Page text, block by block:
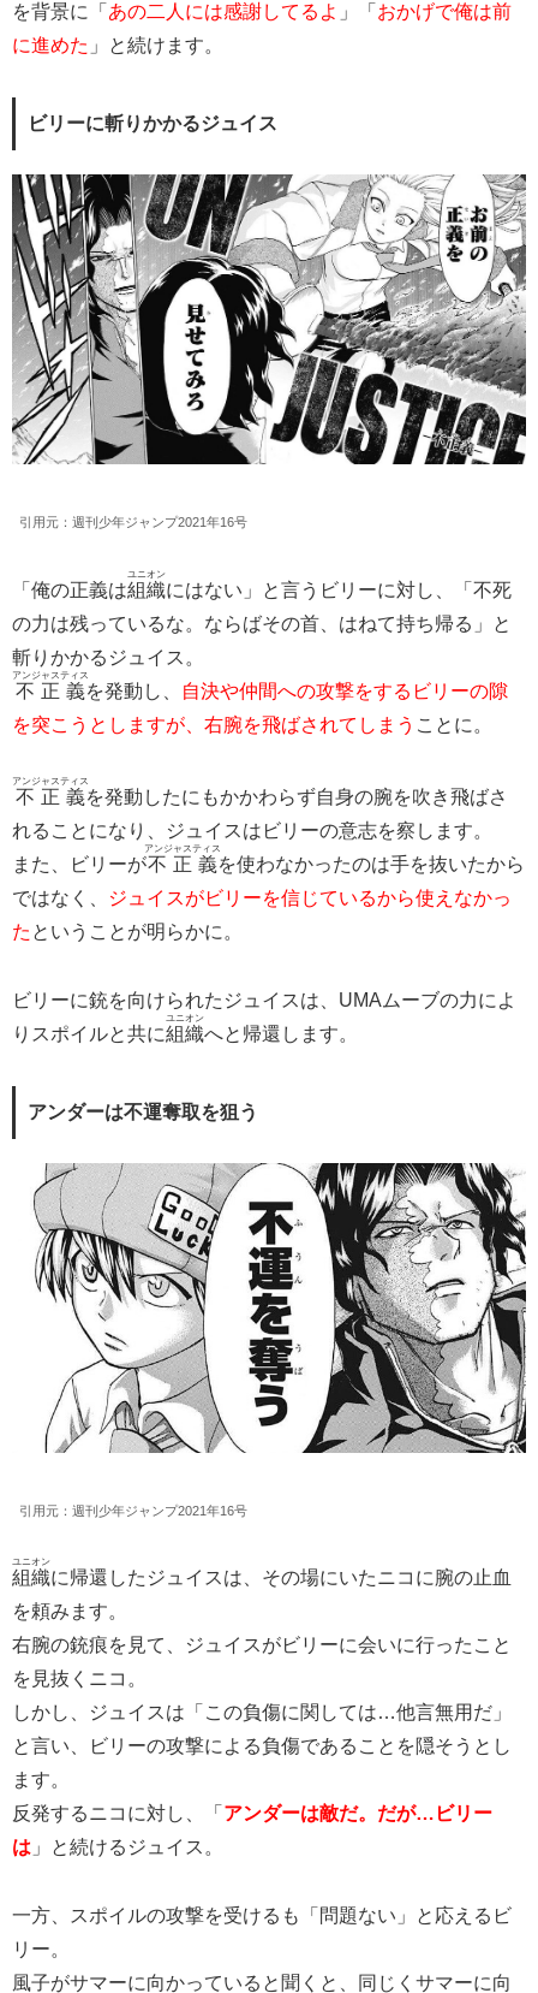
を背景に「 あの二人には感謝してるよ 」「 おかげで俺は前
に進めた 」と続けます。
ビリーに斬りかかるジュイス
引用元：週刊少年ジャンプ2021年16号
「俺の正義は組織
ユニオン
にはない」と言うビリーに対し、「不死
の力は残っているな。ならばその首、はねて持ち帰る」と
斬りかかるジュイス。
不正義
アンジャスティス
を発動し、
自決や仲間への攻撃をするビリーの隙
を突こうとしますが、右腕を飛ばされてしまう ことに。
不正義
アンジャスティス
を発動したにもかかわらず自身の腕を吹き飛ばさ
れることになり、ジュイスはビリーの意志を察します。
また、ビリーが不正義
アンジャスティス
を使わなかったのは手を抜いたから
ではなく、
ジュイスがビリーを信じているから使えなかっ
た ということが明らかに。
ビリーに銃を向けられたジュイスは、UMAムーブの力によ
りスポイルと共に組織
ユニオン
へと帰還します。
アンダーは不運奪取を狙う
引用元：週刊少年ジャンプ2021年16号
組織
ユニオン
に帰還したジュイスは、その場にいたニコに腕の止血
を頼みます。
右腕の銃痕を見て、ジュイスがビリーに会いに行ったこと
を見抜くニコ。
しかし、ジュイスは「この負傷に関しては…他言無用だ」
と言い、ビリーの攻撃による負傷であることを隠そうとし
ます。
反発するニコに対し、「 アンダーは敵だ。だが…ビリー
は 」と続けるジュイス。
一方、スポイルの攻撃を受けるも「問題ない」と応えるビ
リー。
風子がサマーに向かっていると聞くと、同じくサマーに向